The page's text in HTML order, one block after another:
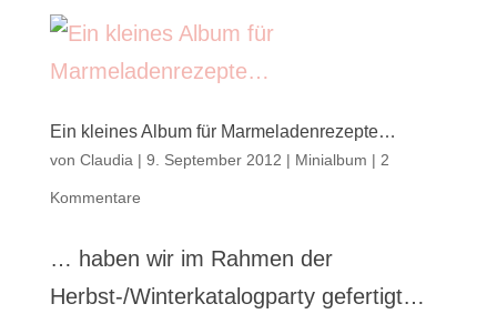
Ein kleines Album für Marmeladenrezepte…
von Claudia | 9. September 2012 | Minialbum | 2
Kommentare
… haben wir im Rahmen der
Herbst-/Winterkatalogparty gefertigt…